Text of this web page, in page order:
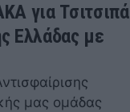
για Τσιτσιπά
Ελλάδας με
μας ομάδας